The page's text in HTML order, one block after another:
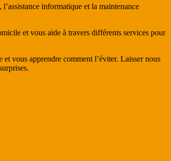
informatique et la maintenance
et vous aide à travers différents services pour
vous apprendre comment l’éviter. Laisser nous